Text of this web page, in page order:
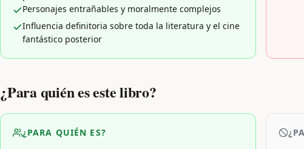
Personajes entrañables y moralmente complejos
Influencia definitoria sobre toda la literatura y el cine
fantástico posterior
¿Para quién es este libro?
¿PARA QUIÉN ES?